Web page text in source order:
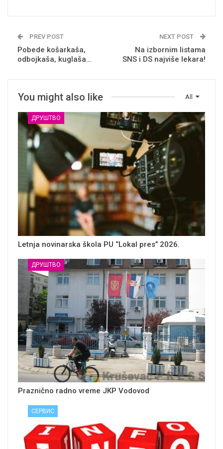
PREV POST
Pobede košarkaša,
odbojkaša, kuglaša…
NEXT POST
Na izbornim listama
SNS i DS najviše lekara!
All
You might also like
ДРУШТВО
Letnja novinarska škola PU ‘’Lokal pres’’ 2026.
ДРУШТВО
Praznično radno vreme JKP Vodovod
СЕРВИС